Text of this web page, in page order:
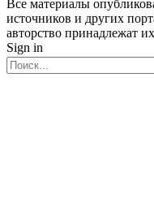
Все материалы
источников и других
авторство принадлежат
Sign in